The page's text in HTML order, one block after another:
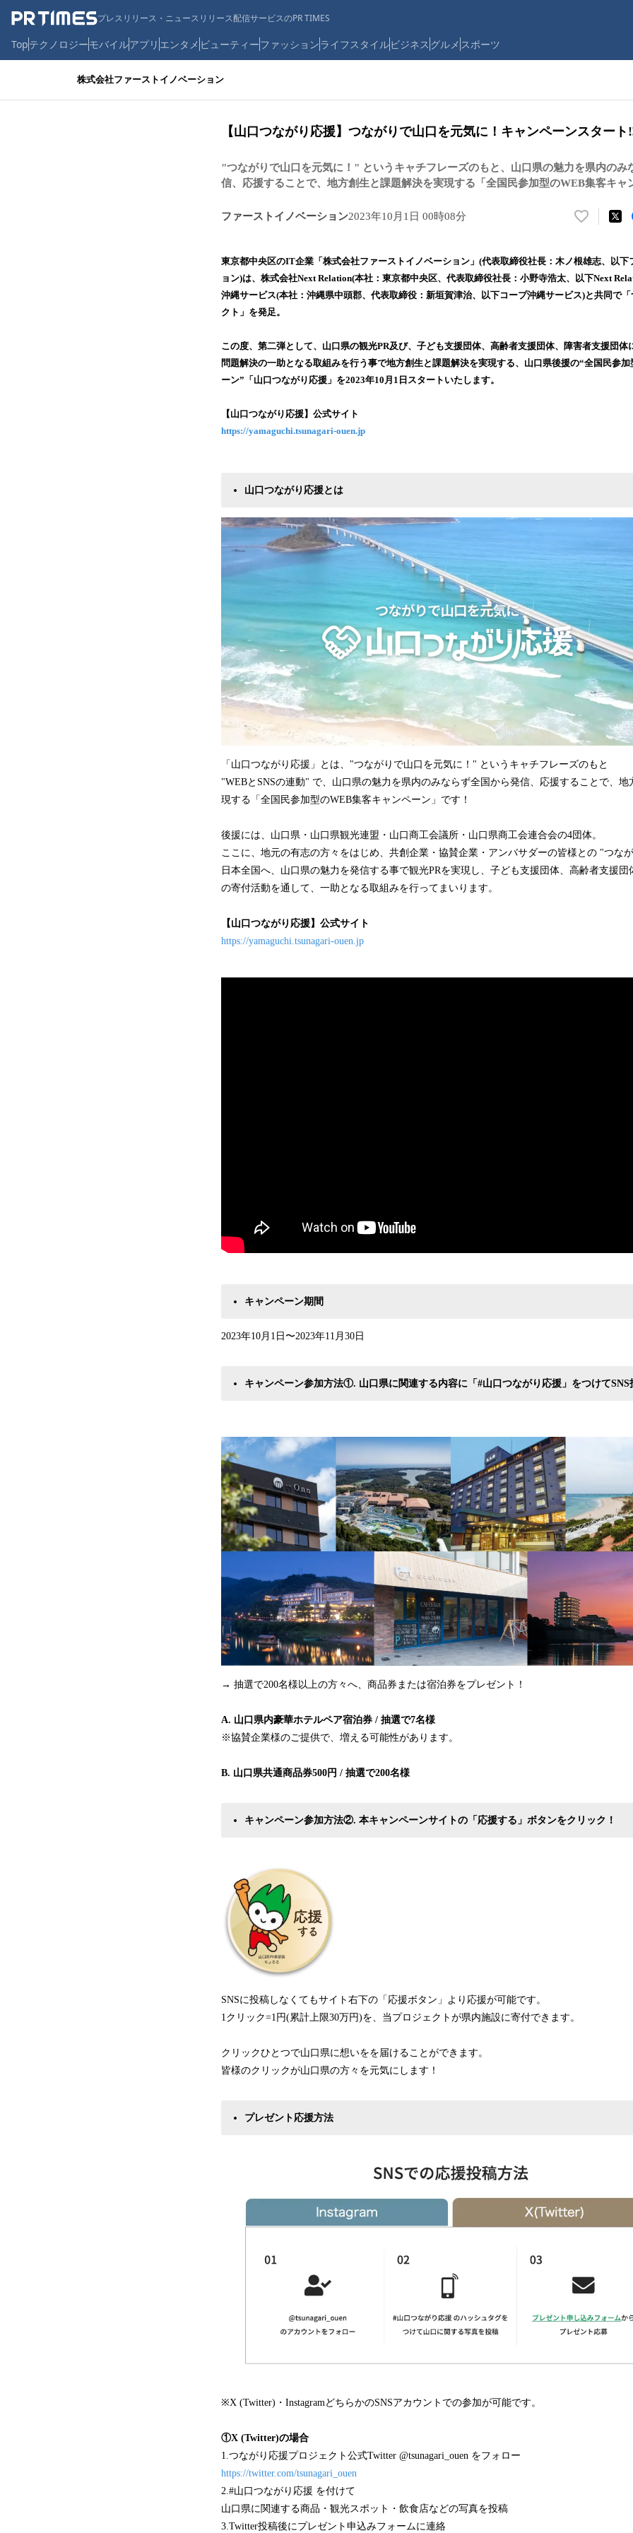
プレスリリース・ニュースリリース配信サービスのPR TIMES
Topテクノロジーモバイルアプリ エンタメ ビューティーファッションライフスタイルビジネス グルメ スポーツ
株式会社ファーストイノベーション
【山口つながり応援】つながりで山口を元気に！キャンペーンスタート
"つながりで山口を元気に！" というキャチフレーズのもと、山口県の魅力を県内のみ
信、応援することで、地方創生と課題解決を実現する「全国民参加型のWEB集客キャ
ファーストイノベーション2023年10月1日 00時08分
い
！
数
を
込
み
東京都中央区のIT企業「株式会社ファーストイノベーション」(代表取締役社長：木ノ根雄志、以下
ョン)は、株式会社Next Relation(本社：東京都中央区、代表取締役社長：小野寺浩太、以下Next
沖縄サービス(本社：沖縄県中頭郡、代表取締役：新垣賀津治、以下コープ沖縄サービス)と共同で
クト」を発足。
この度、第二弾として、山口県の観光PR及び、子ども支援団体、高齢者支援団体、障害者支援団体
問題解決の一助となる取組みを行う事で地方創生と課題解決を実現する、山口県後援の“全国民参
ーン”「山口つながり応援」を2023年10月1日スタートいたします。
【山口つながり応援】公式サイト
https://yamaguchi.tsunagari-ouen.jp
山口つながり応援とは
「山口つながり応援」とは、"つながりで山口を元気に！" というキャチフレーズのもと
"WEBとSNSの連動" で、山口県の魅力を県内のみならず全国から発信、応援することで、地
現する「全国民参加型のWEB集客キャンペーン」です！
後援には、山口県・山口県観光連盟・山口商工会議所・山口県商工会連合会の4団体。
ここに、地元の有志の方々をはじめ、共創企業・協賛企業・アンバサダーの皆様との "つな
日本全国へ、山口県の魅力を発信する事で観光PRを実現し、子ども支援団体、高齢者支援
の寄付活動を通して、一助となる取組みを行ってまいります。
【山口つながり応援】公式サイト
https://yamaguchi.tsunagari-ouen.jp
キャンペーン期間
2023年10月1日〜2023年11月30日
キャンペーン参加方法①. 山口県に関連する内容に「#山口つながり応援」をつけてSNS
→ 抽選で200名様以上の方々へ、商品券または宿泊券をプレゼント！
A. 山口県内豪華ホテルペア宿泊券 / 抽選で7名様
※協賛企業様のご提供で、増える可能性があります。
B. 山口県共通商品券500円 / 抽選で200名様
キャンペーン参加方法②. 本キャンペーンサイトの「応援する」ボタンをクリック！
SNSに投稿しなくてもサイト右下の「応援ボタン」より応援が可能です。
1クリック=1円(累計上限30万円)を、当プロジェクトが県内施設に寄付できます。
クリックひとつで山口県に想いをを届けることができます。
皆様のクリックが山口県の方々を元気にします！
プレゼント応援方法
※X (Twitter)・InstagramどちらかのSNSアカウントでの参加が可能です。
①X (Twitter)の場合
1.つながり応援プロジェクト公式Twitter @tsunagari_ouen をフォロー
https://twitter.com/tsunagari_ouen
2.#山口つながり応援 を付けて
山口県に関連する商品・観光スポット・飲食店などの写真を投稿
3.Twitter投稿後にプレゼント申込みフォームに連絡